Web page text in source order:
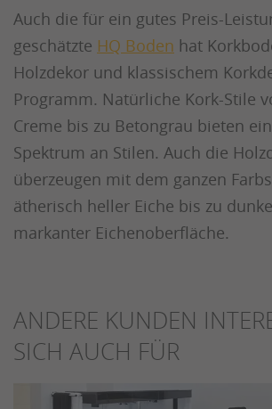
Auch die für ein gutes Preis-
geschätzte HQ Boden hat
Holzdekor und klassischem
Programm. Natürliche Kork-Stile
Creme bis zu Betongrau bieten
Spektrum an Stilen. Auch die
überzeugen mit dem ganzen
ätherisch heller Eiche bis zu
markanter Eichenoberfläche.
ANDERE KUNDEN
SICH AUCH FÜR